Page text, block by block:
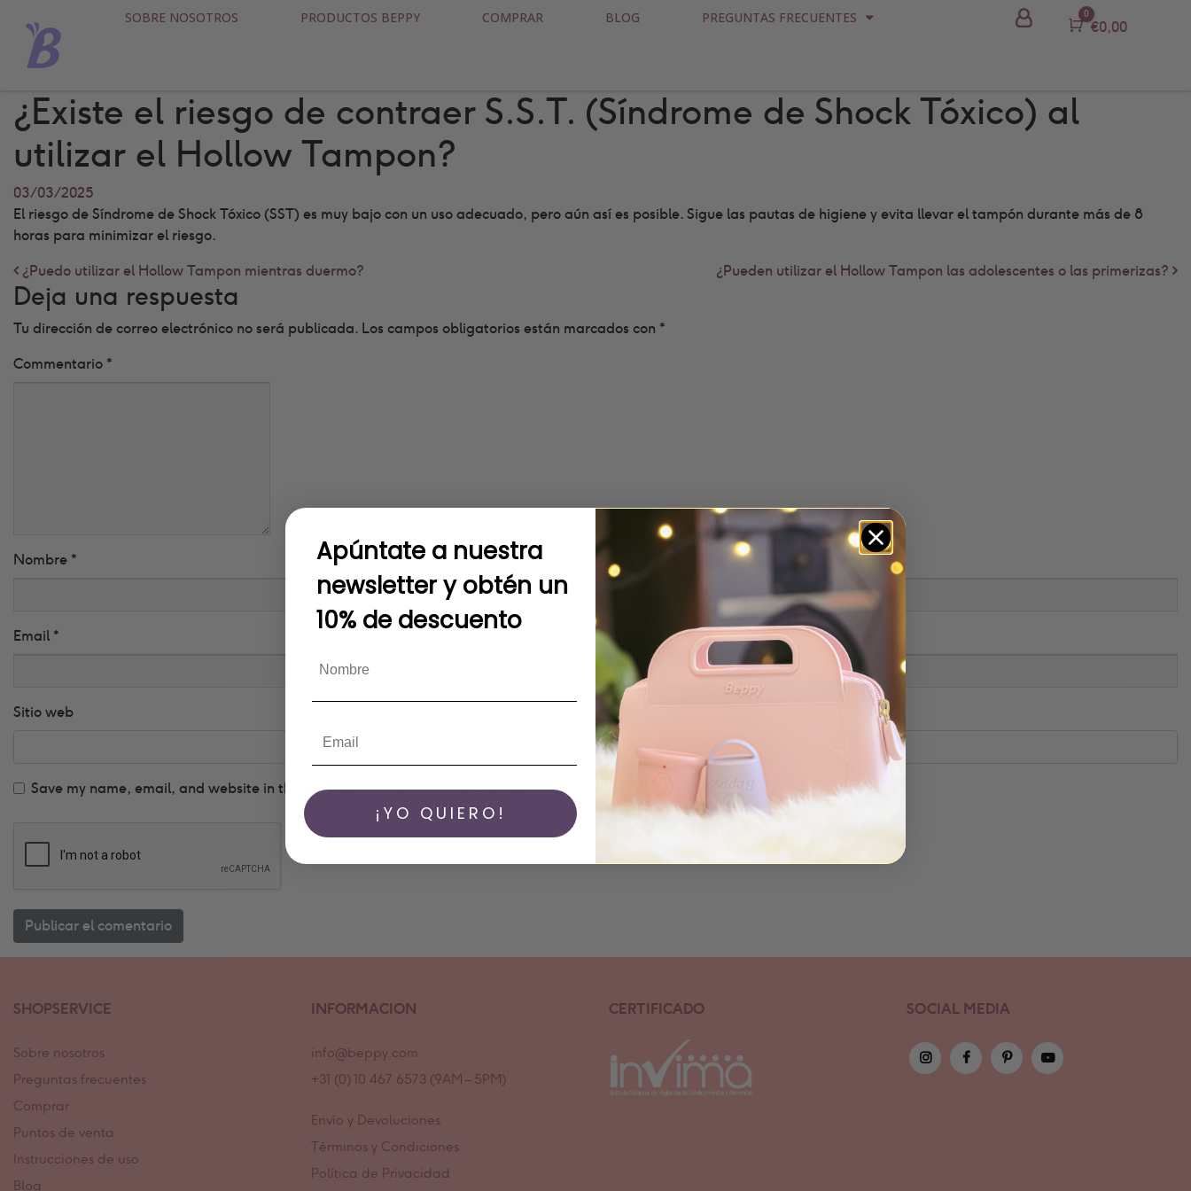
SOBRE NOSOTROS PRODUCTOS BEPPY COMPRAR BLOG PREGUNTAS FRECUENTES
Carro
0
€0,00
¿Existe el riesgo de contraer S.S.T. (Síndrome de Shock Tóxico) al
utilizar el Hollow Tampon?
03/03/2025
El riesgo de Síndrome de Shock Tóxico (SST) es muy bajo con un uso adecuado, pero aún así es posible. Sigue las pautas de higiene y evita llevar el tampón durante más de 8
horas para minimizar el riesgo.
Post navigation
¿Puedo utilizar el Hollow Tampon mientras duermo? ¿Pueden utilizar el Hollow Tampon las adolescentes o las primerizas?
Deja una respuesta
Tu dirección de correo electrónico no será publicada. Los campos obligatorios están marcados con *
Commentario *
Nombre *
Email *
Sitio web
Save my name, email, and website in this browser for the next time I comment
SHOPSERVICE
Sobre nosotros
Preguntas frecuentes
Comprar
Puntos de venta
Instrucciones de uso
Blog
INFORMACION
info@beppy.com
+31 (0) 10 467 6573 (9AM – 5PM)
Envío y Devoluciones
Términos y Condiciones
Política de Privacidad
CERTIFICADO SOCIAL MEDIA
Apúntate a nuestra
newsletter y obtén un
10% de descuento
¡YO QUIERO!